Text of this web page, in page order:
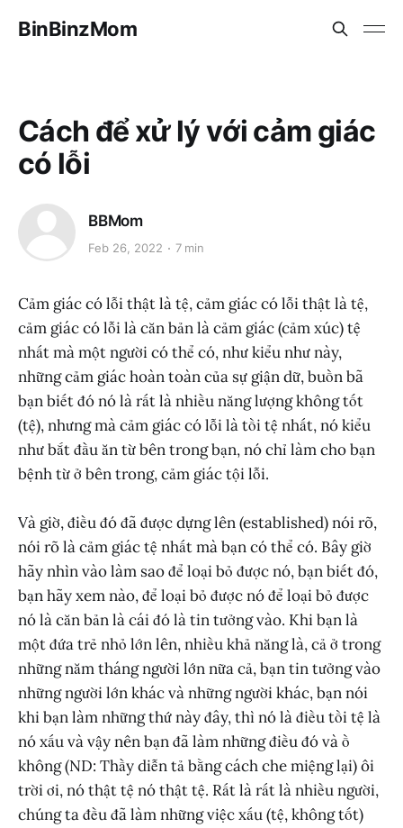
BinBinzMom
Cách để xử lý với cảm giác
có lỗi
BBMom
Feb 26, 2022 7 min
Cảm giác có lỗi thật là tệ, cảm giác có lỗi thật là tệ,
cảm giác có lỗi là căn bản là cảm giác (cảm xúc) tệ
nhất mà một người có thể có, như kiểu như này,
những cảm giác hoàn toàn của sự giận dữ, buồn bã
bạn biết đó nó là rất là nhiều năng lượng không tốt
(tệ), nhưng mà cảm giác có lỗi là tồi tệ nhất, nó kiểu
như bắt đầu ăn từ bên trong bạn, nó chỉ làm cho bạn
bệnh từ ở bên trong, cảm giác tội lỗi.
Và giờ, điều đó đã được dựng lên (established) nói rõ,
nói rõ là cảm giác tệ nhất mà bạn có thể có. Bây giờ
hãy nhìn vào làm sao để loại bỏ được nó, bạn biết đó,
bạn hãy xem nào, để loại bỏ được nó để loại bỏ được
nó là căn bản là cái đó là tin tưởng vào. Khi bạn là
một đứa trẻ nhỏ lớn lên, nhiều khả năng là, cả ở trong
những năm tháng người lớn nữa cả, bạn tin tưởng vào
những người lớn khác và những người khác, bạn nói
khi bạn làm những thứ này đây, thì nó là điều tồi tệ là
nó xấu và vậy nên bạn đã làm những điều đó và ồ
không (ND: Thầy diễn tả bằng cách che miệng lại) ôi
trời ơi, nó thật tệ nó thật tệ. Rất là rất là nhiều người,
chúng ta đều đã làm những việc xấu (tệ, không tốt)